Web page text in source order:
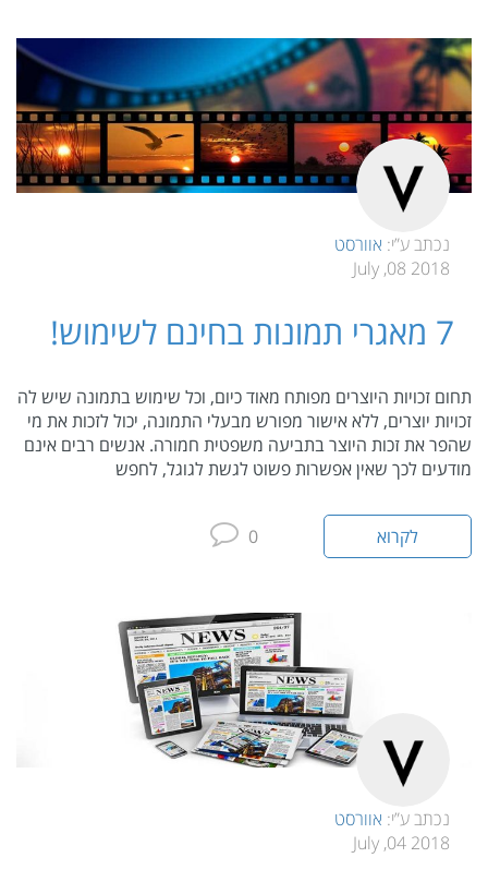
נכתב ע”י: אוורסט
2018 08, July
תחום זכויות היוצרים מפותח מאוד כיום, וכל שימוש בתמונה שיש לה
זכויות יוצרים, ללא אישור מפורש מבעלי התמונה, יכול לזכות את מי
שהפר את זכות היוצר בתביעה משפטית חמורה. אנשים רבים אינם
מודעים לכך שאין אפשרות פשוט לגשת לגוגל, לחפש
לקרוא 0
נכתב ע”י: אוורסט
2018 04, July